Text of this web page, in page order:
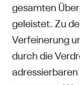
gesamten
geleistet. Zu
Verfeinerung
durch die